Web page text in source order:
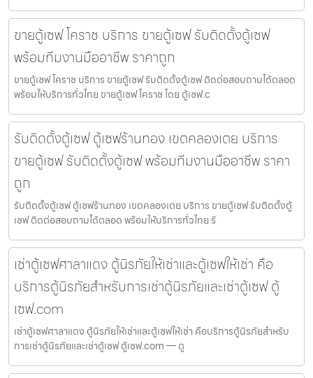
ขายตู้เซฟ โคราช บริการ ขายตู้เซฟ รับติดตั้งตู้เซฟ
พร้อมทีมงานมืออาชีพ ราคาถูก
ขายตู้เซฟ โคราช บริการ ขายตู้เซฟ รับติดตั้งตู้เซฟ ติดต่อสอบถามได้ตลอด
พร้อมให้บริการทั่วไทย ขายตู้เซฟ โคราช โดย ตู้เซฟ.c
รับติดตั้งตู้เซฟ ตู้เซฟร้านทอง เขตคลองเตย บริการ
ขายตู้เซฟ รับติดตั้งตู้เซฟ พร้อมทีมงานมืออาชีพ ราคา
ถูก
รับติดตั้งตู้เซฟ ตู้เซฟร้านทอง เขตคลองเตย บริการ ขายตู้เซฟ รับติดตั้งตู้
เซฟ ติดต่อสอบถามได้ตลอด พร้อมให้บริการทั่วไทย รั
เช่าตู้เซฟศาลาแดง ตู้นิรภัยให้เช่าและตู้เซฟให้เช่า คือ
บริการตู้นิรภัยสำหรับการเช่าตู้นิรภัยและเช่าตู้เซฟ ตู้
เซฟ.com
เช่าตู้เซฟศาลาแดง ตู้นิรภัยให้เช่าและตู้เซฟให้เช่า คือบริการตู้นิรภัยสำหรับ
การเช่าตู้นิรภัยและเช่าตู้เซฟ ตู้เซฟ.com — ตู